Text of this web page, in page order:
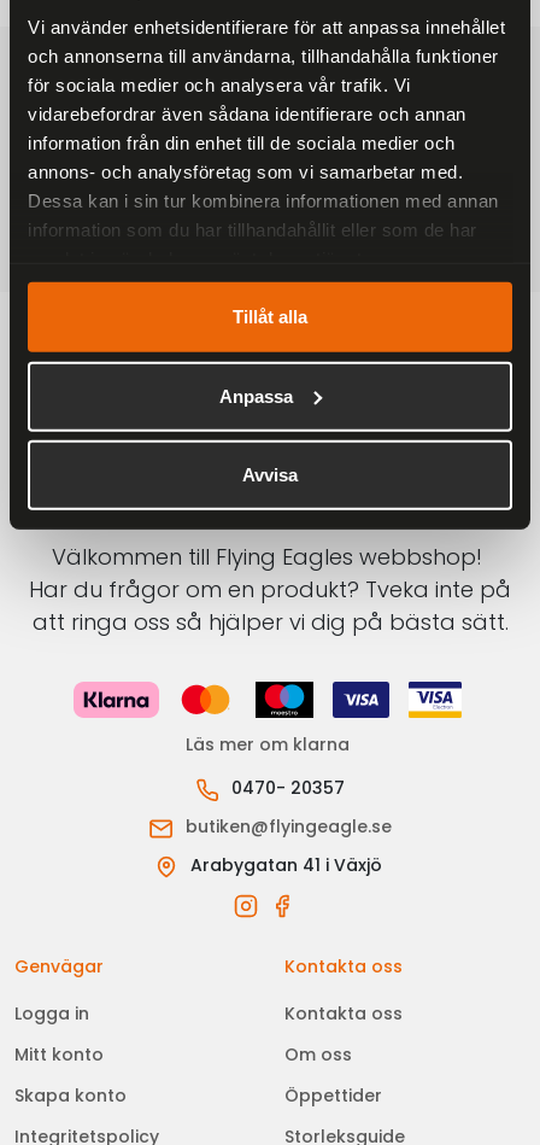
Vi använder enhetsidentifierare för att anpassa innehållet
och annonserna till användarna, tillhandahålla funktioner
för sociala medier och analysera vår trafik. Vi
vidarebefordrar även sådana identifierare och annan
information från din enhet till de sociala medier och
annons- och analysföretag som vi samarbetar med.
Dessa kan i sin tur kombinera informationen med annan
information som du har tillhandahållit eller som de har
Tillåt alla
Anpassa
Avvisa
FRAKTFRITT
På alla ordrar över 2000 kr
1-3 DAGAR LEVERANS
Inom Sverige med DHL
SÄKRA BETALNINGAR
Betalkort, Klarna eller Swish
Välkommen till Flying Eagles webbshop!
Har du frågor om en produkt? Tveka inte på
att ringa oss så hjälper vi dig på bästa sätt.
Läs mer om klarna
0470- 20357
butiken@flyingeagle.se
Arabygatan 41 i Växjö
Genvägar
Logga in
Mitt konto
Skapa konto
Integritetspolicy
Kontakta oss
Kontakta oss
Om oss
Öppettider
Storleksguide